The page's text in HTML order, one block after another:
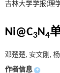
吉林大学学报(理
Ni@C3N4
邓楚楚, 安文刚,
作者信息 +